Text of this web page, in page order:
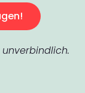
unverbindlich.